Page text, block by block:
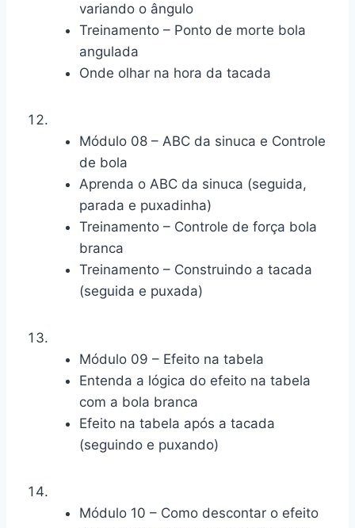
variando o ângulo
Treinamento – Ponto de morte bola
angulada
Onde olhar na hora da tacada
Módulo 08 – ABC da sinuca e Controle
de bola
Aprenda o ABC da sinuca (seguida,
parada e puxadinha)
Treinamento – Controle de força bola
branca
Treinamento – Construindo a tacada
(seguida e puxada)
Módulo 09 – Efeito na tabela
Entenda a lógica do efeito na tabela
com a bola branca
Efeito na tabela após a tacada
(seguindo e puxando)
Módulo 10 – Como descontar o efeito